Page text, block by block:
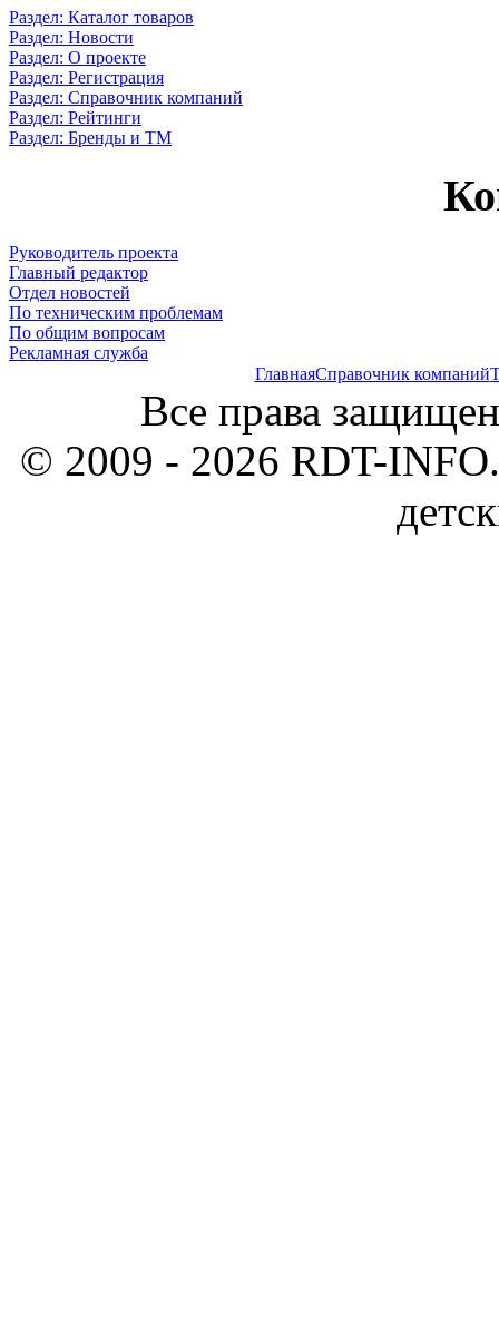
Раздел: Каталог товаров
Раздел: Новости
Раздел: О проекте
Раздел: Регистрация
Раздел: Справочник компаний
Раздел: Рейтинги
Раздел: Бренды и ТМ
Руководитель проекта
Главный редактор
Отдел новостей
По техническим проблемам
По общим вопросам
Рекламная служба
ГлавнаяСправочник компаний
Все права
© 2009 - 2026 RDT-